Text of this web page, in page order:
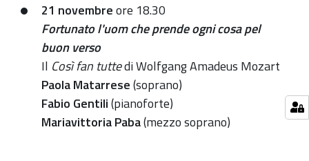
le
della
rassegna
dedicata
all'opera
lirica
21 novembreore 18.30
Fortunato l'uom che prende ogni cosa pel
buon verso
Il Così fan tuttedi Wolfgang Amadeus Mozart
Paola Matarrese(soprano)
Fabio Gentili(pianoforte)
Mariavittoria Paba(mezzo soprano)